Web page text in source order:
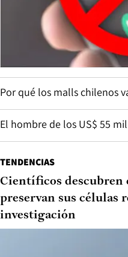
Por qué los malls chilenos
El hombre de los US$ 55
TENDENCIAS
Científicos descubren
preservan sus células
investigación